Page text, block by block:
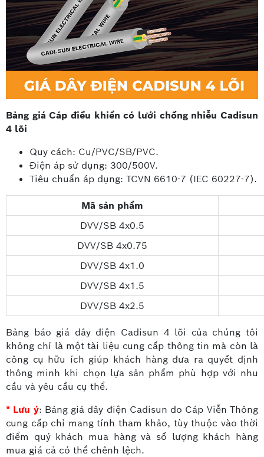
Bảng giá Cáp điều khiển có lưới chống nhiễu Cadisun
4 lõi
Quy cách: Cu/PVC/SB/PVC.
Điện áp sử dụng: 300/500V.
Tiêu chuẩn áp dụng: TCVN 6610-7 (IEC 60227-7).
Mã sản phẩm
DVV/SB 4x0.5
DVV/SB 4x0.75
DVV/SB 4x1.0
DVV/SB 4x1.5
DVV/SB 4x2.5
Bảng báo giá dây điện Cadisun 4 lõi của chúng tôi
không chỉ là một tài liệu cung cấp thông tin mà còn là
công cụ hữu ích giúp khách hàng đưa ra quyết định
thông minh khi chọn lựa sản phẩm phù hợp với nhu
cầu và yêu cầu cụ thể.
* Lưu ý: Bảng giá dây điện Cadisun do Cáp Viễn Thông
cung cấp chỉ mang tính tham khảo, tùy thuộc vào thời
điểm quý khách mua hàng và số lượng khách hàng
mua giá cả có thể chênh lệch.